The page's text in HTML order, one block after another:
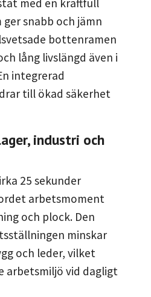
snabb och jämn
bottenramen
lång livslängd även i
integrerad
till ökad säkerhet
industri och
25 sekunder
arbetsmoment
och plock. Den
minskar
och leder, vilket
arbetsmiljö vid dagligt